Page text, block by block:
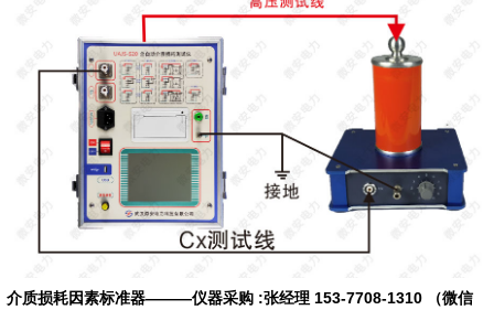
介质损耗因素标准器———仪器采购 :张经理 153-7708-1310 （微信